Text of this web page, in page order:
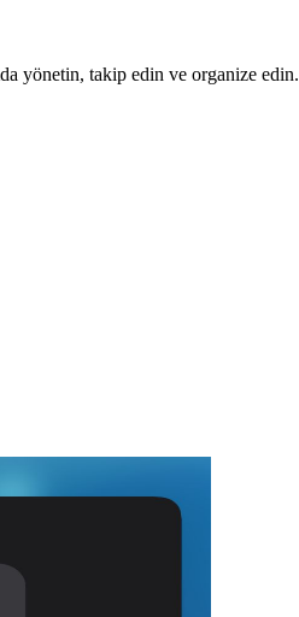
yönetin, takip edin ve organize edin.